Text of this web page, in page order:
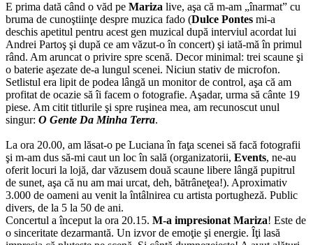
E prima dată când o văd pe Mariza live, aşa că m-am „înarmat” cu
bruma de cunoştiinţe despre muzica fado (Dulce Pontes mi-a
deschis apetitul pentru acest gen muzical după interviul acordat lui
Andrei Partoş şi după ce am văzut-o în concert) şi iată-mă în primul
rând. Am aruncat o privire spre scenă. Decor minimal: trei scaune şi
o baterie aşezate de-a lungul scenei. Niciun stativ de microfon.
Setlistul era lipit de podea lângă un monitor de control, aşa că am
profitat de ocazie să îi facem o fotografie. Aşadar, urma să cânte 19
piese. Am citit titlurile şi spre ruşinea mea, am recunoscut unul
singur: O Gente Da Minha Terra.
La ora 20.00, am lăsat-o pe Luciana în faţa scenei să facă fotografii
şi m-am dus să-mi caut un loc în sală (organizatorii, Events, ne-au
oferit locuri la lojă, dar văzusem două scaune libere lângă pupitrul
de sunet, aşa că nu am mai urcat, deh, bătrâneţea!). Aproximativ
3.000 de oameni au venit la întâlnirea cu artista portugheză. Public
divers, de la 5 la 50 de ani.
Concertul a început la ora 20.15. M-a impresionat Mariza! Este de
o sinceritate dezarmantă. Un izvor de emoţie şi energie. Îţi lasă